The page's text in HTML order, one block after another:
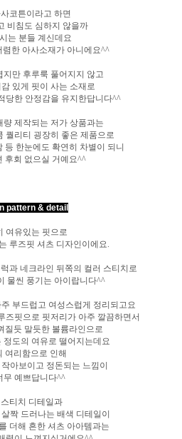
코튼이라고 하면
비침도 심하지 않을까
는 분들 계신데요
렴한 아사소재가 아니에요^^
지만 후루룩 풀어지지 않고
있게 핏이 사는 소재로
당한 안정감을 유지한답니다^^
량 제작되는 저가 상품과는
퀄리티 굉장히 좋은 제품으로
등 한눈에도 확연히 차별이 되니
후회 없으실 거예요^^
pattern & detail
여유있는 핏으로
루즈핏 셔츠 디자인이에요.
과 네크라인 뒤쪽의 컬러 스티치로
물씬 풍기는 아이랍니다^^
부드럽고 여성스럽게 정리되고요
즈핏으로 핏저리가 아주 깔끔하면서
질듯 말듯한 볼륨라인으로
정도의 여유로 떨어지는데요
여리함으로 인해
아보이고 정돈되는 느낌이
무 예쁘답니다^^
티치 디테일과
짝 드러나는 배색 디테일이
더해 흔한 셔츠 아아템과는